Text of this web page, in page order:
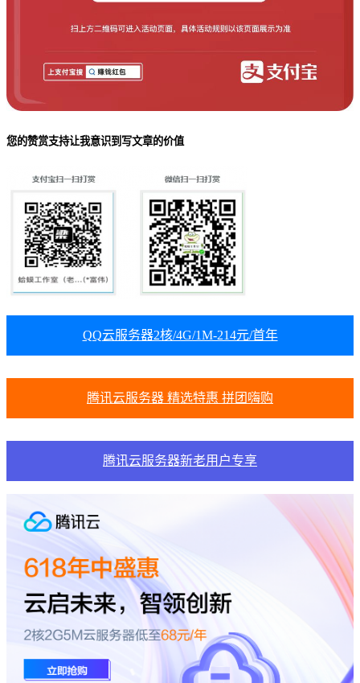
您的赞赏支持让我意识到写文章的价值
QQ云服务器2核/4G/1M-214元/首年
腾讯云服务器 精选特惠 拼团嗨购
腾讯云服务器新老用户专享